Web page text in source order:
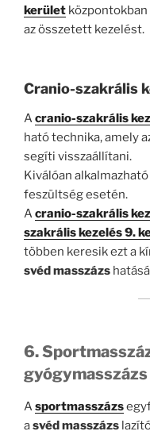
kerület
az összetett kezelést.
Cranio-szakrális
Acranio-szakrális
ható technika, amely
segíti visszaállítani.
Kiválóan
feszültség esetén.
Acranio-szakrális
szakrális kezelés 9.
többen keresik ezt a
svéd masszázs
6.
Asportmasszázs
asvéd masszázs